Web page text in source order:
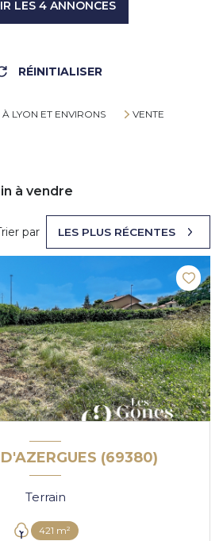
LES 4 ANNONCES
RÉINITIALISER
LYON ET ENVIRONS
VENTE
à vendre
par LES PLUS RÉCENTES
(69380)
Terrain
421 m²